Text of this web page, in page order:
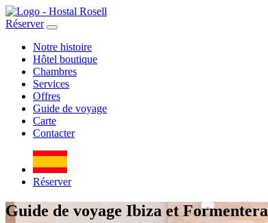
Réserver
Notre histoire
Hôtel boutique
Chambres
Services
Offres
Guide de voyage
Carte
Contacter
Réserver
Guide de voyage Ibiza et Formentera